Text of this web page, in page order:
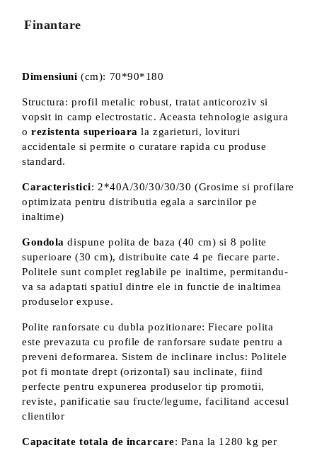
Finantare
Dimensiuni (cm): 70*90*180
Structura: profil metalic robust, tratat anticoroziv si
vopsit in camp electrostatic. Aceasta tehnologie asigura
orezistenta superioara la zgarieturi, lovituri
accidentale si permite o curatare rapida cu produse
standard.
Caracteristici: 2*40A/30/30/30/30 (Grosime si profilare
optimizata pentru distributia egala a sarcinilor pe
inaltime)
Gondola dispune polita de baza (40 cm) si 8 polite
superioare (30 cm), distribuite cate 4 pe fiecare parte.
Politele sunt complet reglabile pe inaltime, permitandu-
va sa adaptati spatiul dintre ele in functie de inaltimea
produselor expuse.
Polite ranforsate cu dubla pozitionare: Fiecare polita
este prevazuta cu profile de ranforsare sudate pentru a
preveni deformarea. Sistem de inclinare inclus: Politele
pot fi montate drept (orizontal) sau inclinate, fiind
perfecte pentru expunerea produselor tip promotii,
reviste, panificatie sau fructe/legume, facilitand accesul
clientilor
Capacitate totala de incarcare: Pana la 1280 kg per